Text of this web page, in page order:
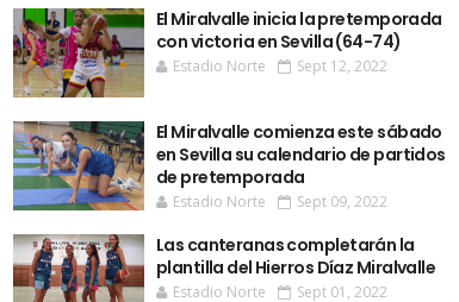
El Miralvalle inicia la pretemporada
con victoria en Sevilla (64-74)
Estadio Norte Sept 12, 2022
El Miralvalle comienza este sábado
en Sevilla su calendario de partidos
de pretemporada
Estadio Norte Sept 09, 2022
Las canteranas completarán la
plantilla del Hierros Díaz Miralvalle
Estadio Norte Sept 01, 2022